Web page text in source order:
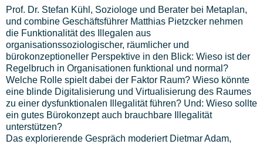
Prof. Dr. Stefan Kühl , Soziologe und Berater bei Metaplan,
und combine Geschäftsführer Matthias Pietzcker nehmen
die Funktionalität des Illegalen aus
organisationssoziologischer, räumlicher und
bürokonzeptioneller Perspektive in den Blick: Wieso ist der
Regelbruch in Organisationen funktional und normal?
Welche Rolle spielt dabei der Faktor Raum? Wieso könnte
eine blinde Digitalisierung und Virtualisierung des Raumes
zu einer dysfunktionalen Illegalität führen? Und: Wieso sollte
ein gutes Bürokonzept auch brauchbare Illegalität
unterstützen?
Das explorierende Gespräch moderiert Dietmar Adam,